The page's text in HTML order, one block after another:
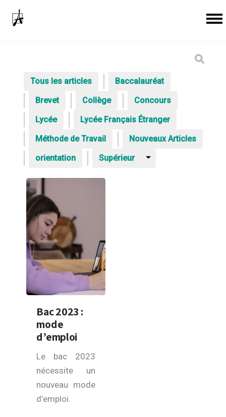
Tous les articles
Baccalauréat
Brevet
Collège
Concours
Lycée
Lycée Français Étranger
Méthode de Travail
Nouveaux Articles
orientation
Supérieur
Bac 2023 :
mode
d’emploi
Le bac 2023
nécessite un
nouveau mode
d’emploi.